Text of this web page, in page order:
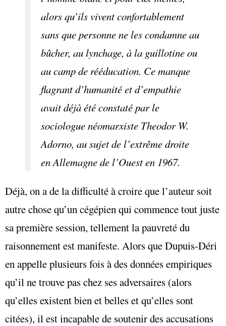
alors qu’ils vivent confortablement
sans que personne ne les condamne au
bûcher, au lynchage, à la guillotine ou
au camp de rééducation. Ce manque
flagrant d’humanité et d’empathie
avait déjà été constaté par le
sociologue néomarxiste Theodor W.
Adorno, au sujet de l’extrême droite
en Allemagne de l’Ouest en 1967.
Déjà, on a de la difficulté à croire que l’auteur soit
autre chose qu’un cégépien qui commence tout juste
sa première session, tellement la pauvreté du
raisonnement est manifeste. Alors que Dupuis-Déri
en appelle plusieurs fois à des données empiriques
qu’il ne trouve pas chez ses adversaires (alors
qu’elles existent bien et belles et qu’elles sont
citées), il est incapable de soutenir des accusations